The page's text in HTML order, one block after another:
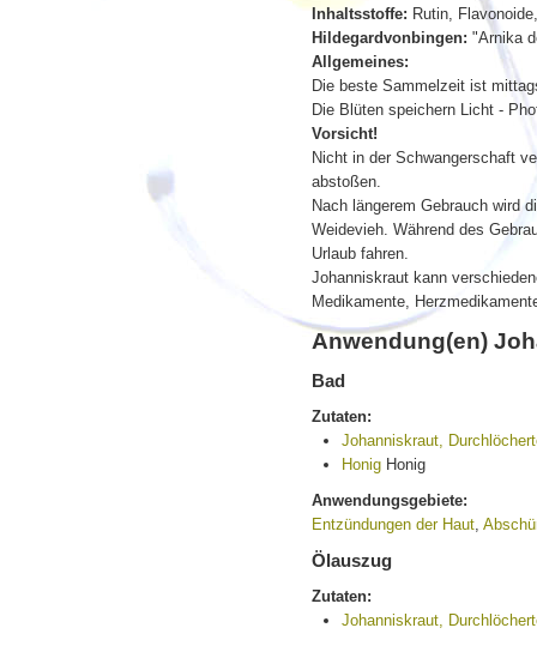
Inhaltsstoffe: Rutin,
Hildegardvonbingen: "Arnika
Allgemeines:
Die beste Sammelzeit ist
Die Blüten speichern Licht -
Vorsicht!
Nicht in der Schwangerschaft
abstoßen.
Nach längerem Gebrauch wird
Weidevieh. Während des
Urlaub fahren.
Johanniskraut kann
Medikamente,
Anwendung(en)
Bad
Zutaten:
Johanniskraut,
Honig Honig
Anwendungsgebiete:
Entzündungen der Haut,
Ölauszug
Zutaten:
Johanniskraut,